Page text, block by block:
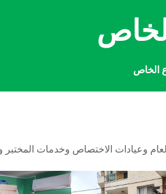
الخاص
الاختصاص وخدمات المختبر